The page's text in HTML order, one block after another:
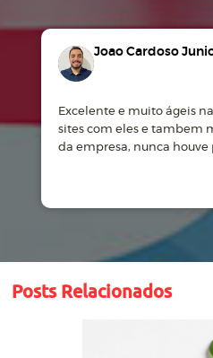
Joao Cardoso
Excelente e muito ágeis
sites com eles e tambem
da empresa, nunca houve
Posts Relacionados